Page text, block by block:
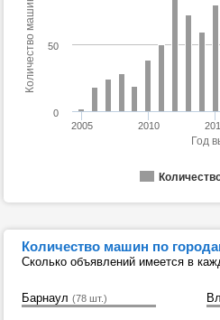
Год
Количество машин
2005 2010
0
50
Количество машин по
Сколько объявлений имеется в
Барнаул (78 шт.)